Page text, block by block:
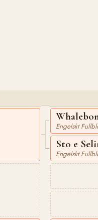
Engelskt
Sto e
Engelskt